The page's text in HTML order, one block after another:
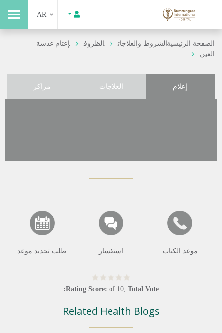
AR
الصفحة الرئيسيةالشروط والعلاجات الظروف
إعتام عدسة
العين
إعلام العلاجات مراكز
موعد الكتاب استفسار طلب تحديد موعد
Rating Score: of 10, Total Vote:
Related Health Blogs